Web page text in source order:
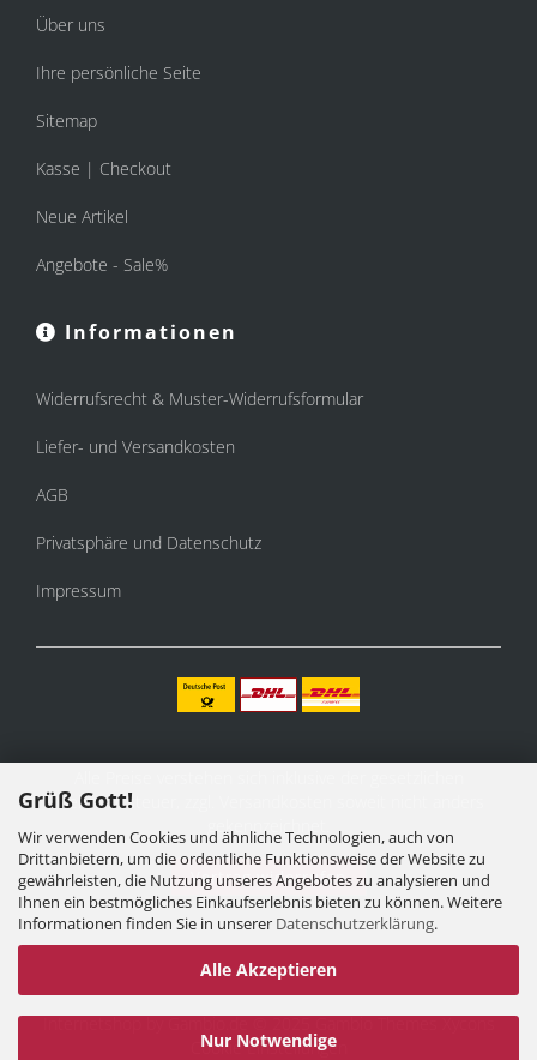
Grüß Gott!
Wir verwenden Cookies und ähnliche Technologien, auch von
Drittanbietern, um die ordentliche Funktionsweise der Website zu
gewährleisten, die Nutzung unseres Angebotes zu analysieren und
Ihnen ein bestmögliches Einkaufserlebnis bieten zu können. Weitere
Informationen finden Sie in unserer Datenschutzerklärung.
Alle Akzeptieren
Nur Notwendige
Über uns
Ihre persönliche Seite
Sitemap
Kasse | Checkout
Neue Artikel
Angebote - Sale%
Informationen
Widerrufsrecht & Muster-Widerrufsformular
Liefer- und Versandkosten
AGB
Privatsphäre und Datenschutz
Impressum
Mehrwertsteuer, zzgl.
gekennzeichnet.
Vertrag widerrufen
Internetshopby Gambio.de © 2025 Gambio ThemesXycons
Cookie Einstellungen